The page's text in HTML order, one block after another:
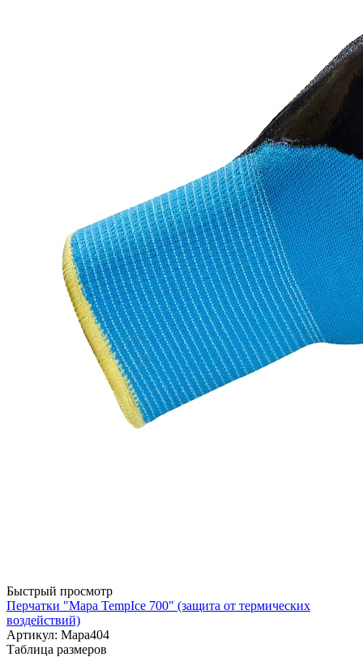
Быстрый просмотр
Перчатки "Мapa TempIce 700" (защита от термических
воздействий)
Артикул: Mapa404
Таблица размеров